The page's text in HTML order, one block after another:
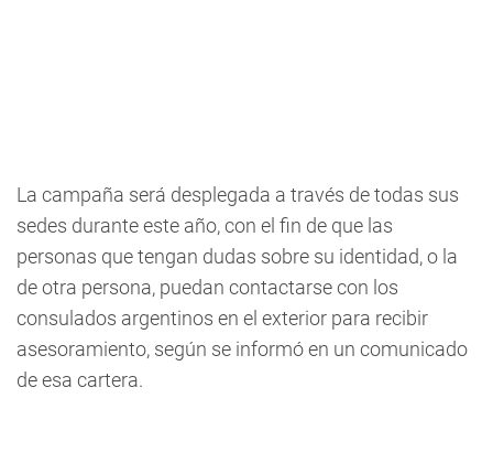
La campaña será desplegada a través de todas sus
sedes durante este año, con el fin de que las
personas que tengan dudas sobre su identidad, o la
de otra persona, puedan contactarse con los
consulados argentinos en el exterior para recibir
asesoramiento, según se informó en un comunicado
de esa cartera.